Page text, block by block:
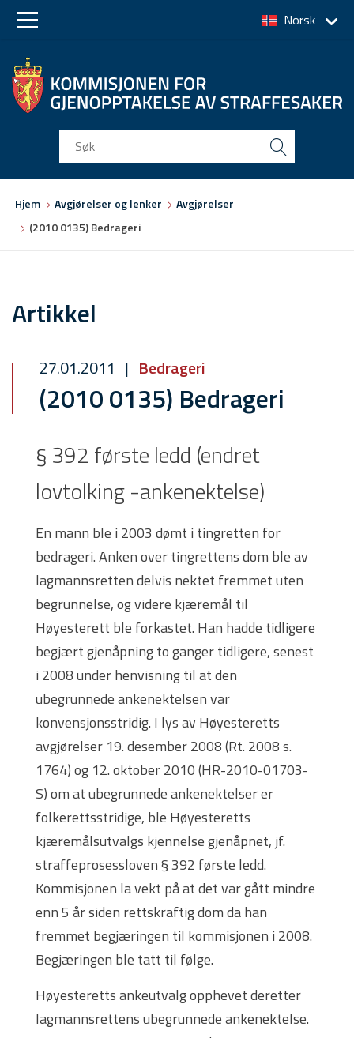
to
to
Norsk
Hjem Avgjørelser og lenker
Avgjørelser
(2010 0135) Bedrageri
Artikkel
27.01.2011 Bedrageri
(2010 0135) Bedrageri
§ 392 første ledd (endret
lovtolking -ankenektelse)
En mann ble i 2003 dømt i tingretten for
bedrageri. Anken over tingrettens dom ble av
lagmannsretten delvis nektet fremmet uten
begrunnelse, og videre kjæremål til
Høyesterett ble forkastet. Han hadde tidligere
begjært gjenåpning to ganger tidligere, senest
i 2008 under henvisning til at den
ubegrunnede ankenektelsen var
konvensjonsstridig. I lys av Høyesteretts
avgjørelser 19. desember 2008 (Rt. 2008 s.
1764) og 12. oktober 2010 (HR-2010-01703-
S) om at ubegrunnede ankenektelser er
folkerettsstridige, ble Høyesteretts
kjæremålsutvalgs kjennelse gjenåpnet, jf.
straffeprosessloven § 392 første ledd.
Kommisjonen la vekt på at det var gått mindre
enn 5 år siden rettskraftig dom da han
fremmet begjæringen til kommisjonen i 2008.
Begjæringen ble tatt til følge.
Høyesteretts ankeutvalg opphevet deretter
lagmannsrettens ubegrunnede ankenektelse.